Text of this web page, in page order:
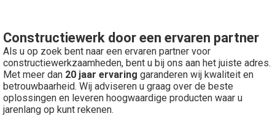
Constructiewerk door een ervaren partner
Als u op zoek bent naar een ervaren partner voor
constructiewerkzaamheden, bent u bij ons aan het juiste adres.
Met meer dan 20 jaar ervaring garanderen wij kwaliteit en
betrouwbaarheid. Wij adviseren u graag over de beste
oplossingen en leveren hoogwaardige producten waar u
jarenlang op kunt rekenen.